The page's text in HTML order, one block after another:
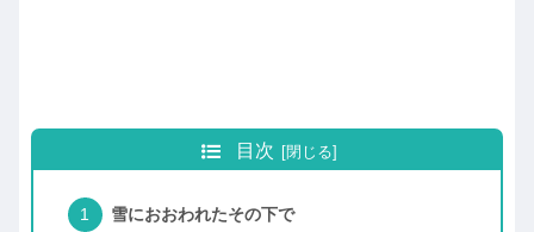
目次
雪におおわれたその下で